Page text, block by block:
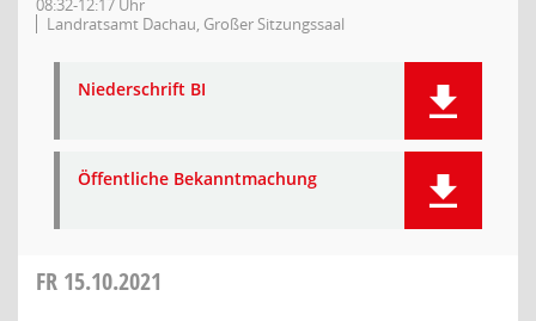
08:32-12:17 Uhr
Landratsamt Dachau, Großer Sitzungssaal
Niederschrift BI
Öffentliche Bekanntmachung
FR 15.10.2021